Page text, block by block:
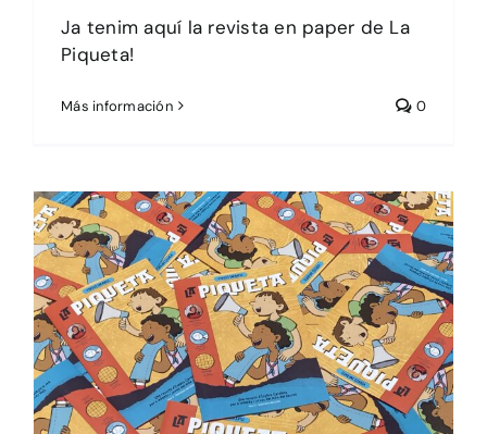
Ja tenim aquí la revista en paper de La
Piqueta!
Más información 0
El suro